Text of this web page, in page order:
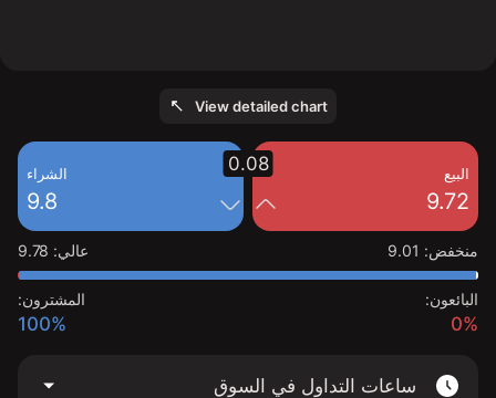
View detailed chart
البيع
9.72
الشراء
9.8
0.08
منخفض:
9.01 عالي:
9.78
البائعون:
0%
المشترون:
100%
ساعات التداول في السوق